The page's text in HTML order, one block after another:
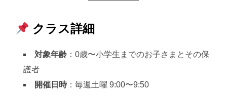
クラス詳細
対象年齢 ：0歳〜小学生までのお子さまとその保
護者
開催日時：毎週土曜 9:00〜9:50